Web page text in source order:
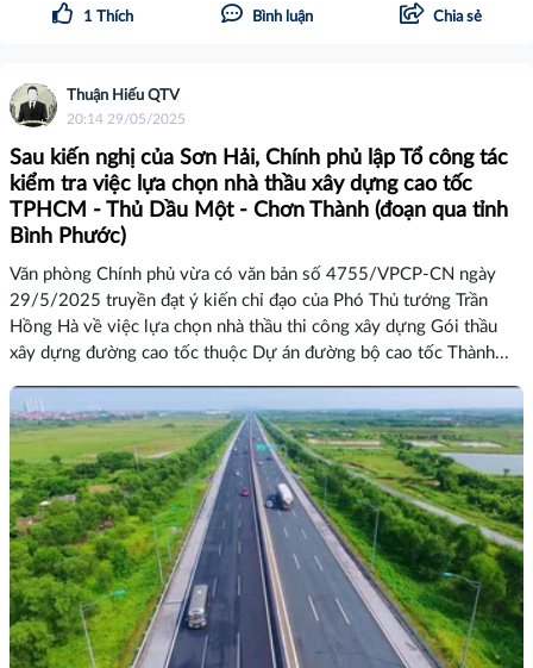
1 Thích Bình luận Chia sẻ
Thuận Hiếu QTV
20:14 29/05/2025
Sau kiến nghị của Sơn Hải, Chính phủ lập Tổ công tác
kiểm tra việc lựa chọn nhà thầu xây dựng cao tốc
TPHCM - Thủ Dầu Một - Chơn Thành (đoạn qua tỉnh
Bình Phước)
Văn phòng Chính phủ vừa có văn bản số 4755/VPCP-CN ngày
29/5/2025 truyền đạt ý kiến chỉ đạo của Phó Thủ tướng Trần
Hồng Hà về việc lựa chọn nhà thầu thi công xây dựng Gói thầu
xây dựng đường cao tốc thuộc Dự án đường bộ cao tốc Thành...